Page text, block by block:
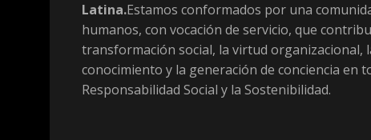
Latina.Estamos conformados por una
humanos, con vocación de servicio, que
transformación social, la virtud organizacional,
conocimiento y la generación de conciencia en
Responsabilidad Social y la Sostenibilidad.